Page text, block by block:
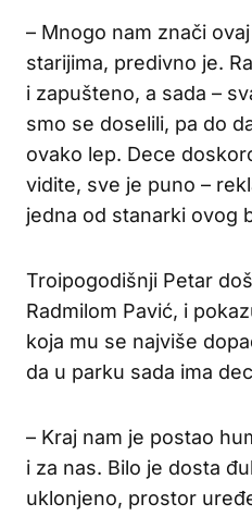
– Mnogo nam znači
starijima, predivno je.
i zapušteno, a sada –
smo se doselili, pa do
ovako lep. Dece
vidite, sve je puno –
jedna od stanarki ovog
Troipogodišnji Petar
Radmilom Pavić, i
koja mu se najviše
da u parku sada ima
– Kraj nam je postao
i za nas. Bilo je dosta
uklonjeno, prostor